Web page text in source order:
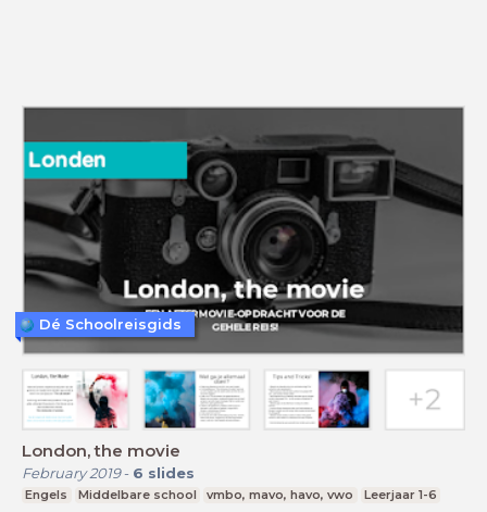
London, the movie
February 2019- 6 slides
Engels Middelbare school vmbo, mavo, havo, vwo Leerjaar 1-6
Dé Schoolreisgids